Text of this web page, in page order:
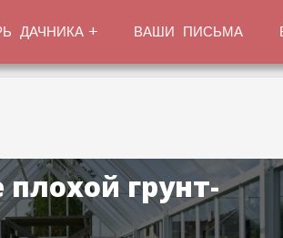
ДАЧНИКА ВАШИ ПИСЬМА
грунт-